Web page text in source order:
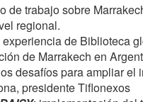
de trabajo sobre
regional.
experiencia de Biblioteca
de Marrakech en
desafíos para ampliar el
presidente Tiflonexos